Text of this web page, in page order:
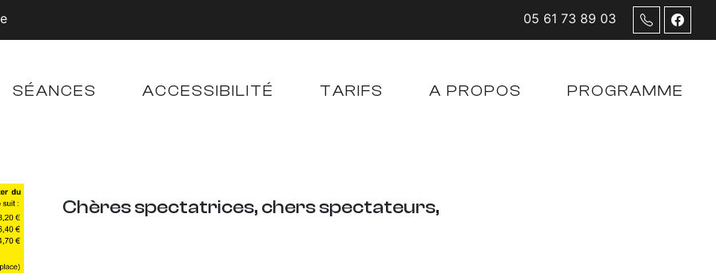
05 61 73 89 03
SÉANCES ACCESSIBILITÉ TARIFS A PROPOS PROGRAMME
Chères spectatrices, chers spectateurs,